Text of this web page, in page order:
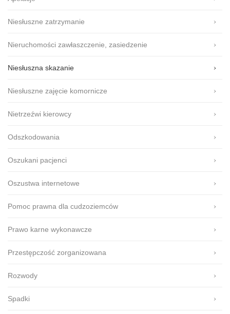
Niesłuszne zatrzymanie
Nieruchomości zawłaszczenie, zasiedzenie
Niesłuszna skazanie
Niesłuszne zajęcie komornicze
Nietrzeźwi kierowcy
Odszkodowania
Oszukani pacjenci
Oszustwa internetowe
Pomoc prawna dla cudzoziemców
Prawo karne wykonawcze
Przestępczość zorganizowana
Rozwody
Spadki